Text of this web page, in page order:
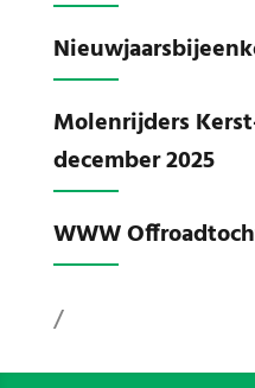
Molenrijders
december 2025
WWW
/